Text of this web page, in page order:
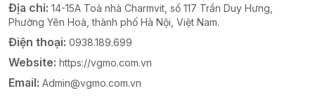
Địa chỉ: 14-15A Toà nhà Charmvit, số 117 Trần Duy Hưng,
Phường Yên Hoà, thành phố Hà Nội, Việt Nam.
Điện thoại: 0938.189.699
Website: https://vgmo.com.vn
Email: Admin@vgmo.com.vn